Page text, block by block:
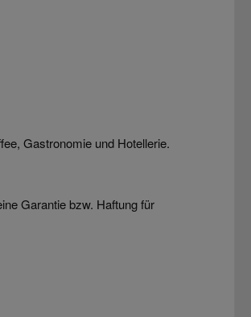
Gastronomie und Hotellerie.
Garantie bzw. Haftung für